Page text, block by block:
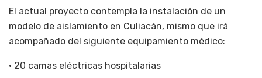
El actual proyecto contempla la instalación de un
modelo de aislamiento en Culiacán, mismo que irá
acompañado del siguiente equipamiento médico:
• 20 camas eléctricas hospitalarias